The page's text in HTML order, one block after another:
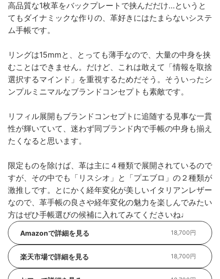
高品質な1枚革をバックプレートで挟んだだけ…というと
てもダイナミックな作りの、革好きにはたまらないシステ
ム手帳です。
リングは15mmと、とっても薄手なので、大量の中身を挟
むことはできません。だけど、これは敢えて「情報を取捨
選択するマインド」を重視するためだそう。そういったシ
ンプルミニマルなブランドコンセプトも素敵です。
リフィル展開もブランドコンセプトに追随する見事な一貫
性が輝いていて、迷わず同ブランド内で手帳の中身も揃え
たくなると思います。
限定ものを除けば、革は主に４種類で展開されているので
すが、その中でも「リスシオ」と「プエブロ」の２種類が
激推しです。とにかく経年変化が美しいイタリアンレザー
なので、革手帳の良さや経年変化の魅力を楽しんでみたい
方はぜひ手帳選びの候補に入れてみてくださいね♩
Amazonで詳細を見る 18,700円
楽天市場で詳細を見る 18,700円